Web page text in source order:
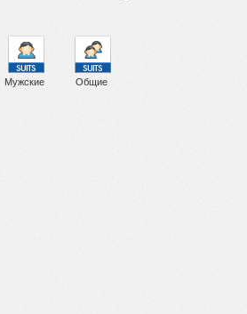
Мужские Общие